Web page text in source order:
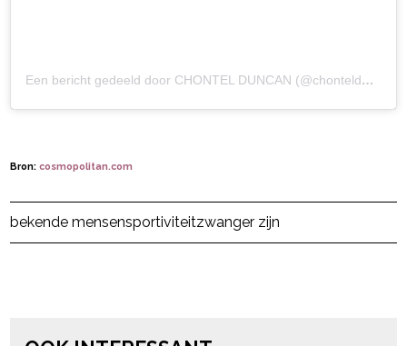
Een bericht gedeeld door CHONTEL DUNCAN (@chontelduncan)
Bron:cosmopolitan.com
Post Views: 784
bekende mensensportiviteitzwanger zijn